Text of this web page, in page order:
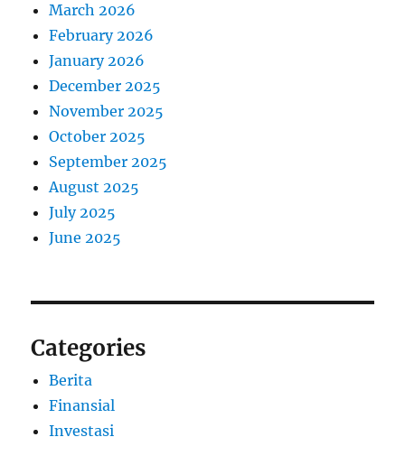
March 2026
February 2026
January 2026
December 2025
November 2025
October 2025
September 2025
August 2025
July 2025
June 2025
Categories
Berita
Finansial
Investasi